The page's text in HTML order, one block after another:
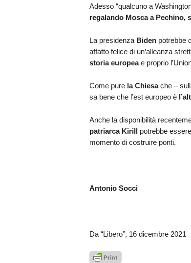
Adesso “qualcuno a
regalando Mosca a Pechino,
La presidenza Bidenpotrebbe
affatto felice di un’alleanza
storia europeae proprio
Come pure la Chiesache –
sa bene che l’est europeo è
Anche la disponibilità
patriarca Kirillpotrebbe essere
momento di costruire ponti.
Antonio Socci
Da “Libero”, 16 dicembre 2021